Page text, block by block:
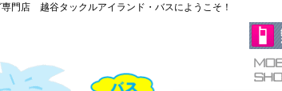
門店 越谷タックルアイランド・バスにようこそ！